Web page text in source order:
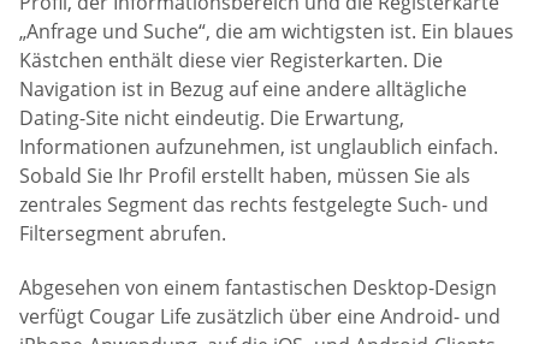
„Anfrage und Suche“, die am wichtigsten ist. Ein blaues
Kästchen enthält diese vier Registerkarten. Die
Navigation ist in Bezug auf eine andere alltägliche
Dating-Site nicht eindeutig. Die Erwartung,
Informationen aufzunehmen, ist unglaublich einfach.
Sobald Sie Ihr Profil erstellt haben, müssen Sie als
zentrales Segment das rechts festgelegte Such- und
Filtersegment abrufen.
Abgesehen von einem fantastischen Desktop-Design
verfügt Cougar Life zusätzlich über eine Android- und